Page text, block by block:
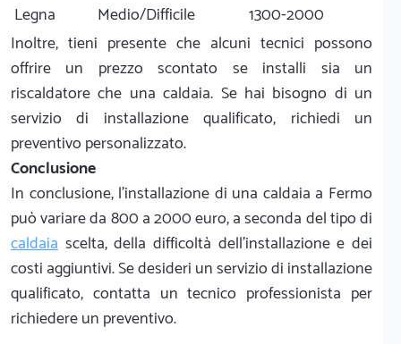
Legna
Medio/Difficile
1300-2000
Inoltre, tieni presente che alcuni tecnici possono
offrire un prezzo scontato se installi sia un
riscaldatore che una caldaia. Se hai bisogno di un
servizio di installazione qualificato, richiedi un
preventivo personalizzato.
Conclusione
In conclusione, l'installazione di una caldaia a Fermo
può variare da 800 a 2000 euro, a seconda del tipo di
caldaia scelta, della difficoltà dell'installazione e dei
costi aggiuntivi. Se desideri un servizio di installazione
qualificato, contatta un tecnico professionista per
richiedere un preventivo.